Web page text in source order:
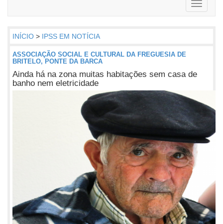
Toggle
INÍCIO > IPSS EM NOTÍCIA
ASSOCIAÇÃO SOCIAL E CULTURAL DA FREGUESIA DE
BRITELO, PONTE DA BARCA
Ainda há na zona muitas habitações sem casa de
banho nem eletricidade